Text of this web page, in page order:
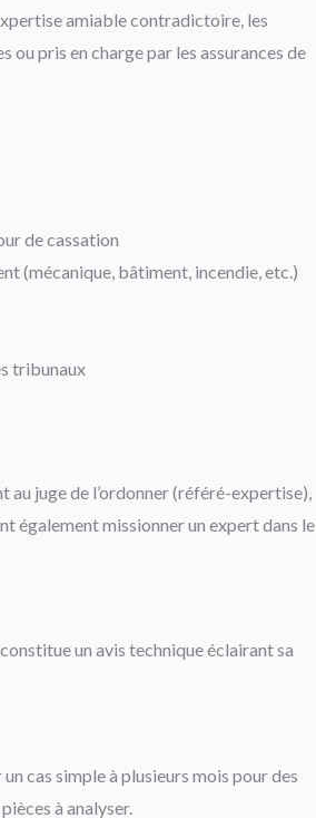
amiable contradictoire, les
pris en charge par les assurances de
de cassation
(mécanique, bâtiment, incendie, etc.)
tribunaux
juge de l’ordonner (référé-expertise),
également missionner un expert dans le
un avis technique éclairant sa
cas simple à plusieurs mois pour des
à analyser.